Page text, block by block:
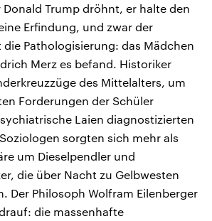
Trump dröhnt, er halte den
Erfindung, und zwar der
die Pathologisierung: das Mädchen
Merz es befand. Historiker
des Mittelalters, um
Forderungen der Schüler
Laien diagnostizierten
sorgten sich mehr als
um Dieselpendler und
die über Nacht zu Gelbwesten
Der Philosoph Wolfram Eilenberger
die massenhafte